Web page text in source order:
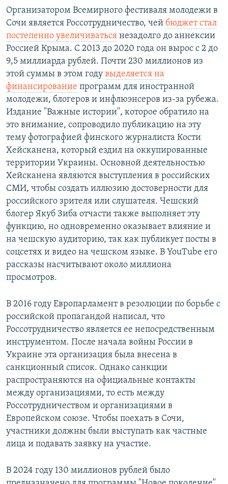
Организатором Всемирного фестиваля молодежи в
Сочи является Россотрудничество, чей бюджет стал
постепенно увеличиваться незадолго до аннексии
Россией Крыма. С 2013 до 2020 года он вырос с 2 до
9,5 миллиарда рублей. Почти 230 миллионов из
этой суммы в этом году выделяется на
финансирование программ для иностранной
молодежи, блогеров и инфлюэнсеров из-за рубежа.
Издание "Важные истории", которое обратило на
это внимание, сопроводило публикацию на эту
тему фотографией финского журналиста Кости
Хейсканена, который ездил на оккупированные
территории Украины. Основной деятельностью
Хейсканена являются выступления в российских
СМИ, чтобы создать иллюзию достоверности для
российского зрителя или слушателя. Чешский
блогер Якуб Зиба отчасти также выполняет эту
функцию, но одновременно оказывает влияние и
на чешскую аудиторию, так как публикует посты в
соцсетях и видео на чешском языке. В YouTube его
рассказы насчитывают около миллиона
просмотров.
В 2016 году Европарламент в резолюции по борьбе с
российской пропагандой написал, что
Россотрудничество является ее непосредственным
инструментом. После начала войны России в
Украине эта организация была внесена в
санкционный список. Однако санкции
распространяются на официальные контакты
между организациями, то есть между
Россотрудничеством и организациями в
Европейском союзе. Чтобы поехать в Сочи,
участники должны были выступать как частные
лица и подавать заявку на участие.
В 2024 году 130 миллионов рублей было